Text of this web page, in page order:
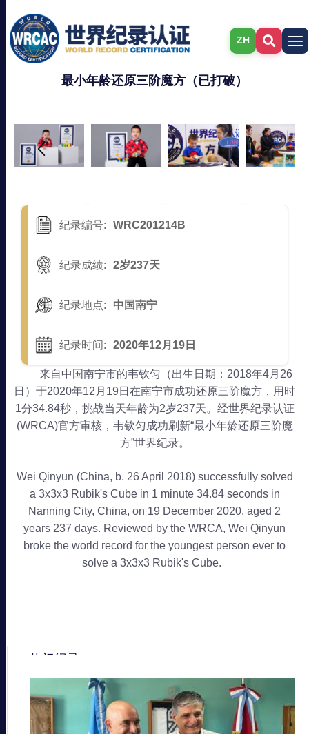
ZH
最小年龄还原三阶魔方（已打破）
纪录编号: WRC201214B
纪录成绩: 2岁237天
纪录地点: 中国南宁
纪录时间: 2020年12月19日
来自中国南宁市的韦钦匀（出生日期：2018年4月26
日）于2020年12月19日在南宁市成功还原三阶魔方，用时
1分34.84秒，挑战当天年龄为2岁237天。经世界纪录认证
(WRCA)官方审核，韦钦匀成功刷新“最小年龄还原三阶魔
方”世界纪录。
Wei Qinyun (China, b. 26 April 2018) successfully solved
a 3x3x3 Rubik's Cube in 1 minute 34.84 seconds in
Nanning City, China, on 19 December 2020, aged 2
years 237 days. Reviewed by the WRCA, Wei Qinyun
broke the world record for the youngest person ever to
solve a 3x3x3 Rubik's Cube.
热门纪录